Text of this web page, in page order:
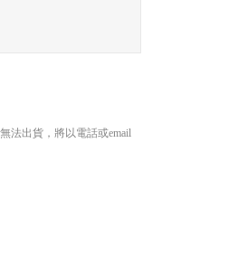
法出貨，將以電話或email